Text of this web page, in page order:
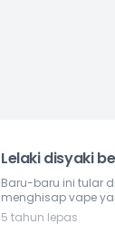
Lelaki disyaki
Baru-baru ini tular
menghisap vape
5 tahun lepas